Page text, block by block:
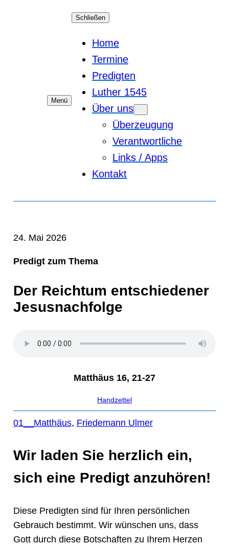
Menü
Schließen
Home
Termine
Predigten
Luther 1545
Über uns
Überzeugung
Verantwortliche
Links / Apps
Kontakt
24. Mai 2026
Predigt zum Thema
Der Reichtum entschiedener
Jesusnachfolge
Matthäus 16, 21-27
Handzettel
01__Matthäus, Friedemann Ulmer
Wir laden Sie herzlich ein,
sich eine Predigt anzuhören!
Diese Predigten sind für Ihren persönlichen
Gebrauch bestimmt. Wir wünschen uns, dass
Gott durch diese Botschaften zu Ihrem Herzen